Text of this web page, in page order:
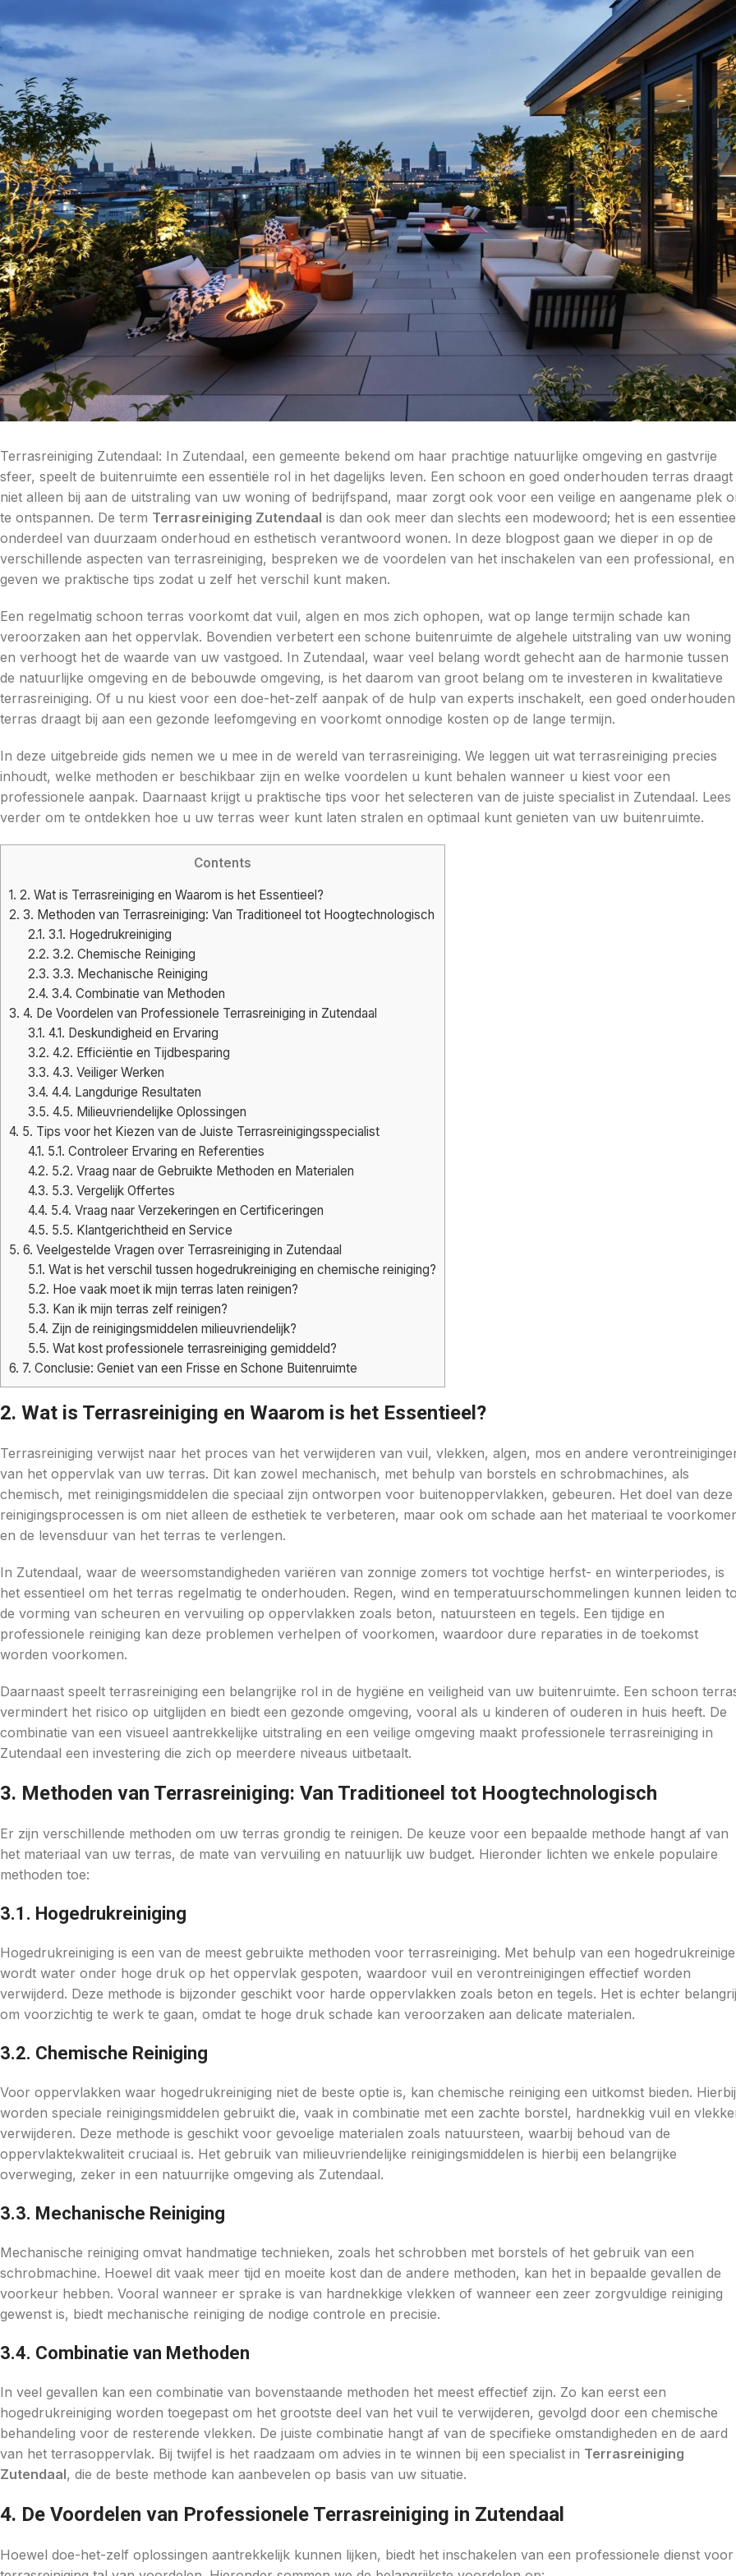
Terrasreiniging Zutendaal: In Zutendaal, een gemeente bekend om haar prachtige natuurlijke omgeving en gastvrije
sfeer, speelt de buitenruimte een essentiële rol in het dagelijks leven. Een schoon en goed onderhouden terras draagt
niet alleen bij aan de uitstraling van uw woning of bedrijfspand, maar zorgt ook voor een veilige en aangename plek
te ontspannen. De term Terrasreiniging Zutendaal is dan ook meer dan slechts een modewoord; het is een
onderdeel van duurzaam onderhoud en esthetisch verantwoord wonen. In deze blogpost gaan we dieper in op de
verschillende aspecten van terrasreiniging, bespreken we de voordelen van het inschakelen van een professional, en
geven we praktische tips zodat u zelf het verschil kunt maken.
Een regelmatig schoon terras voorkomt dat vuil, algen en mos zich ophopen, wat op lange termijn schade kan
veroorzaken aan het oppervlak. Bovendien verbetert een schone buitenruimte de algehele uitstraling van uw woning
en verhoogt het de waarde van uw vastgoed. In Zutendaal, waar veel belang wordt gehecht aan de harmonie tussen
de natuurlijke omgeving en de bebouwde omgeving, is het daarom van groot belang om te investeren in kwalitatieve
terrasreiniging. Of u nu kiest voor een doe-het-zelf aanpak of de hulp van experts inschakelt, een goed onderhouden
terras draagt bij aan een gezonde leefomgeving en voorkomt onnodige kosten op de lange termijn.
In deze uitgebreide gids nemen we u mee in de wereld van terrasreiniging. We leggen uit wat terrasreiniging precies
inhoudt, welke methoden er beschikbaar zijn en welke voordelen u kunt behalen wanneer u kiest voor een
professionele aanpak. Daarnaast krijgt u praktische tips voor het selecteren van de juiste specialist in Zutendaal. Lees
verder om te ontdekken hoe u uw terras weer kunt laten stralen en optimaal kunt genieten van uw buitenruimte.
Contents
1. 2. Wat is Terrasreiniging en Waarom is het Essentieel?
2. 3. Methoden van Terrasreiniging: Van Traditioneel tot Hoogtechnologisch
2.1. 3.1. Hogedrukreiniging
2.2. 3.2. Chemische Reiniging
2.3. 3.3. Mechanische Reiniging
2.4. 3.4. Combinatie van Methoden
3. 4. De Voordelen van Professionele Terrasreiniging in Zutendaal
3.1. 4.1. Deskundigheid en Ervaring
3.2. 4.2. Efficiëntie en Tijdbesparing
3.3. 4.3. Veiliger Werken
3.4. 4.4. Langdurige Resultaten
3.5. 4.5. Milieuvriendelijke Oplossingen
4. 5. Tips voor het Kiezen van de Juiste Terrasreinigingsspecialist
4.1. 5.1. Controleer Ervaring en Referenties
4.2. 5.2. Vraag naar de Gebruikte Methoden en Materialen
4.3. 5.3. Vergelijk Offertes
4.4. 5.4. Vraag naar Verzekeringen en Certificeringen
4.5. 5.5. Klantgerichtheid en Service
5. 6. Veelgestelde Vragen over Terrasreiniging in Zutendaal
5.1. Wat is het verschil tussen hogedrukreiniging en chemische reiniging?
5.2. Hoe vaak moet ik mijn terras laten reinigen?
5.3. Kan ik mijn terras zelf reinigen?
5.4. Zijn de reinigingsmiddelen milieuvriendelijk?
5.5. Wat kost professionele terrasreiniging gemiddeld?
6. 7. Conclusie: Geniet van een Frisse en Schone Buitenruimte
2. Wat is Terrasreiniging en Waarom is het Essentieel?
Terrasreiniging verwijst naar het proces van het verwijderen van vuil, vlekken, algen, mos en andere
van het oppervlak van uw terras. Dit kan zowel mechanisch, met behulp van borstels en schrobmachines, als
chemisch, met reinigingsmiddelen die speciaal zijn ontworpen voor buitenoppervlakken, gebeuren. Het doel van deze
reinigingsprocessen is om niet alleen de esthetiek te verbeteren, maar ook om schade aan het materiaal te
en de levensduur van het terras te verlengen.
In Zutendaal, waar de weersomstandigheden variëren van zonnige zomers tot vochtige herfst- en winterperiodes, is
het essentieel om het terras regelmatig te onderhouden. Regen, wind en temperatuurschommelingen kunnen leiden
de vorming van scheuren en vervuiling op oppervlakken zoals beton, natuursteen en tegels. Een tijdige en
professionele reiniging kan deze problemen verhelpen of voorkomen, waardoor dure reparaties in de toekomst
worden voorkomen.
Daarnaast speelt terrasreiniging een belangrijke rol in de hygiëne en veiligheid van uw buitenruimte. Een schoon
vermindert het risico op uitglijden en biedt een gezonde omgeving, vooral als u kinderen of ouderen in huis heeft. De
combinatie van een visueel aantrekkelijke uitstraling en een veilige omgeving maakt professionele terrasreiniging in
Zutendaal een investering die zich op meerdere niveaus uitbetaalt.
3. Methoden van Terrasreiniging: Van Traditioneel tot Hoogtechnologisch
Er zijn verschillende methoden om uw terras grondig te reinigen. De keuze voor een bepaalde methode hangt af van
het materiaal van uw terras, de mate van vervuiling en natuurlijk uw budget. Hieronder lichten we enkele populaire
methoden toe:
3.1. Hogedrukreiniging
Hogedrukreiniging is een van de meest gebruikte methoden voor terrasreiniging. Met behulp van een
wordt water onder hoge druk op het oppervlak gespoten, waardoor vuil en verontreinigingen effectief worden
verwijderd. Deze methode is bijzonder geschikt voor harde oppervlakken zoals beton en tegels. Het is echter
om voorzichtig te werk te gaan, omdat te hoge druk schade kan veroorzaken aan delicate materialen.
3.2. Chemische Reiniging
Voor oppervlakken waar hogedrukreiniging niet de beste optie is, kan chemische reiniging een uitkomst bieden. Hierbij
worden speciale reinigingsmiddelen gebruikt die, vaak in combinatie met een zachte borstel, hardnekkig vuil en
verwijderen. Deze methode is geschikt voor gevoelige materialen zoals natuursteen, waarbij behoud van de
oppervlaktekwaliteit cruciaal is. Het gebruik van milieuvriendelijke reinigingsmiddelen is hierbij een belangrijke
overweging, zeker in een natuurrijke omgeving als Zutendaal.
3.3. Mechanische Reiniging
Mechanische reiniging omvat handmatige technieken, zoals het schrobben met borstels of het gebruik van een
schrobmachine. Hoewel dit vaak meer tijd en moeite kost dan de andere methoden, kan het in bepaalde gevallen de
voorkeur hebben. Vooral wanneer er sprake is van hardnekkige vlekken of wanneer een zeer zorgvuldige reiniging
gewenst is, biedt mechanische reiniging de nodige controle en precisie.
3.4. Combinatie van Methoden
In veel gevallen kan een combinatie van bovenstaande methoden het meest effectief zijn. Zo kan eerst een
hogedrukreiniging worden toegepast om het grootste deel van het vuil te verwijderen, gevolgd door een chemische
behandeling voor de resterende vlekken. De juiste combinatie hangt af van de specifieke omstandigheden en de aard
van het terrasoppervlak. Bij twijfel is het raadzaam om advies in te winnen bij een specialist in Terrasreiniging
Zutendaal, die de beste methode kan aanbevelen op basis van uw situatie.
4. De Voordelen van Professionele Terrasreiniging in Zutendaal
Hoewel doe-het-zelf oplossingen aantrekkelijk kunnen lijken, biedt het inschakelen van een professionele dienst voor